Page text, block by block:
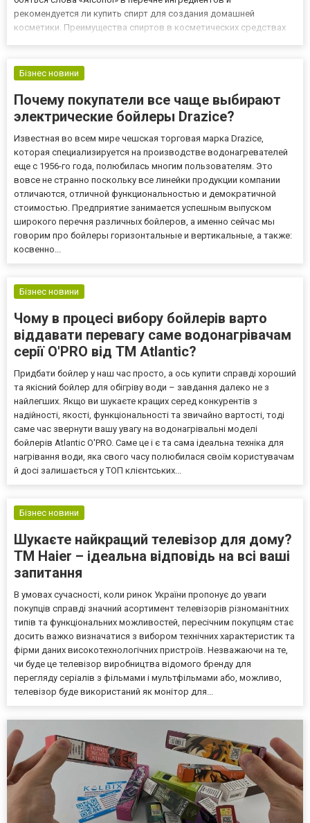
рекомендуется ли купить спирт для создания домашней
косметики. Преимущества спиртов в косметических средствах
антисептик, убивает раз...
Бізнес новини
Почему покупатели все чаще выбирают
электрические бойлеры Drazice?
Известная во всем мире чешская торговая марка Drazice,
которая специализируется на производстве водонагревателей
еще с 1956-го года, полюбилась многим пользователям. Это
вовсе не странно поскольку все линейки продукции компании
отличаются, отличной функциональностью и демократичной
стоимостью. Предприятие занимается успешным выпуском
широкого перечня различных бойлеров, а именно сейчас мы
говорим про бойлеры горизонтальные и вертикальные, а также:
косвенно...
Бізнес новини
Чому в процесі вибору бойлерів варто
віддавати перевагу саме водонагрівачам
серії O'PRO від ТМ Atlantic?
Придбати бойлер у наш час просто, а ось купити справді хороший
та якісний бойлер для обігріву води – завдання далеко не з
найлегших. Якщо ви шукаєте кращих серед конкурентів з
надійності, якості, функціональності та звичайно вартості, тоді
саме час звернути вашу увагу на водонагрівальні моделі
бойлерів Atlantic O'PRO. Саме це і є та сама ідеальна техніка для
нагрівання води, яка свого часу полюбилася своїм користувачам
й досі залишається у ТОП клієнтських...
Бізнес новини
Шукаєте найкращий телевізор для дому?
ТМ Haier – ідеальна відповідь на всі ваші
запитання
В умовах сучасності, коли ринок України пропонує до уваги
покупців справді значний асортимент телевізорів різноманітних
типів та функціональних можливостей, пересічним покупцям стає
досить важко визначатися з вибором технічних характеристик та
фірми даних високотехнологічних пристроїв. Незважаючи на те,
чи буде це телевізор виробництва відомого бренду для
перегляду серіалів з фільмами і мультфільмами або, можливо,
телевізор буде використаний як монітор для...